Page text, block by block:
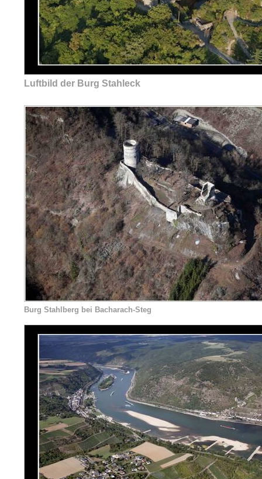
Luftbild der Burg Stahleck
Burg Stahlberg bei Bacharach-Steg